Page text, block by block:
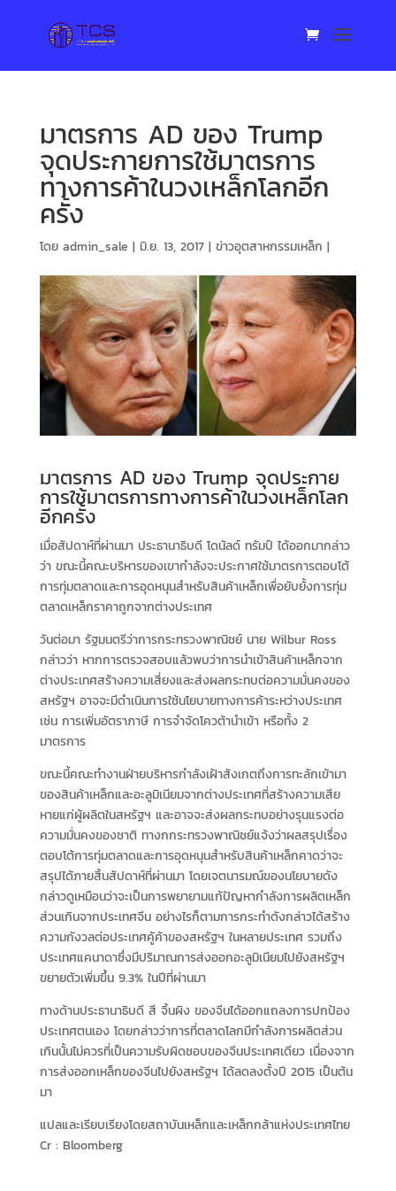
มาตรการ AD ของ Trump
จุดประกายการใช้มาตรการ
ทางการค้าในวงเหล็กโลกอีก
ครั้ง
โดย admin_sale | มิ.ย. 13, 2017| ข่าวอุตสาหกรรมเหล็ก |
มาตรการ AD ของ Trump จุดประกาย
การใช้มาตรการทางการค้าในวงเหล็กโลก
อีกครั้ง
เมื่อสัปดาห์ที่ผ่านมา ประธานาธิบดี โดนัลด์ ทรัมป์ ได้ออกมากล่าว
ว่า ขณะนี้คณะบริหารของเขากำลังจะประกาศใช้มาตรการตอบโต้
การทุ่มตลาดและการอุดหนุนสำหรับสินค้าเหล็กเพื่อยับยั้งการทุ่ม
ตลาดเหล็กราคาถูกจากต่างประเทศ
วันต่อมา รัฐมนตรีว่าการกระทรวงพาณิชย์ นาย Wilbur Ross
กล่าวว่า หากการตรวจสอบแล้วพบว่าการนำเข้าสินค้าเหล็กจาก
ต่างประเทศสร้างความเสี่ยงและส่งผลกระทบต่อความมั่นคงของ
สหรัฐฯ อาจจะมีดำเนินการใช้นโยบายทางการค้าระหว่างประเทศ
เช่น การเพิ่มอัตราภาษี การจำจัดโควต้านำเข้า หรือทั้ง 2
มาตรการ
ขณะนี้คณะทำงานฝ่ายบริหารกำลังเฝ้าสังเกตถึงการทะลักเข้ามา
ของสินค้าเหล็กและอะลูมิเนียมจากต่างประเทศที่สร้างความเสีย
หายแก่ผู้ผลิตในสหรัฐฯ และอาจจะส่งผลกระทบอย่างรุนแรงต่อ
ความมั่นคงของชาติ ทางกกระทรวงพาณิชย์แจ้งว่าผลสรุปเรื่อง
ตอบโต้การทุ่มตลาดและการอุดหนุนสำหรับสินค้าเหล็กคาดว่าจะ
สรุปได้ภายสิ้นสัปดาห์ที่ผ่านมา โดยเจตนารมณ์ของนโยบายดัง
กล่าวดูเหมือนว่าจะเป็นการพยายามแก้ปัญหากำลังการผลิตเหล็ก
ส่วนเกินจากประเทศจีน อย่างไรก็ตามการกระทำดังกล่าวได้สร้าง
ความกังวลต่อประเทศคู้ค้าของสหรัฐฯ ในหลายประเทศ รวมถึง
ประเทศแคนาดาซึ่งมีปริมาณการส่งออกอะลูมิเนียมไปยังสหรัฐฯ
ขยายตัวเพิ่มขึ้น 9.3% ในปีที่ผ่านมา
ทางด้านประธานาธิบดี สี จิ้นผิง ของจีนได้ออกแถลงการปกป้อง
ประเทศตนเอง โดยกล่าวว่าการที่ตลาดโลกมีกำลังการผลิตส่วน
เกินนั้นไม่ควรที่เป็นความรับผิดชอบของจีนประเทศเดียว เนื่องจาก
การส่งออกเหล็กของจีนไปยังสหรัฐฯ ได้ลดลงตั้งปี 2015 เป็นต้น
มา
แปลและเรียบเรียงโดยสถาบันเหล็กและเหล็กกล้าแห่งประเทศไทย
Cr : Bloomberg